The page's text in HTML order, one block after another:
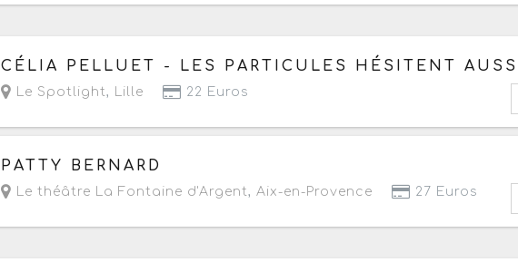
Du vendredi 18 au samedi 19 septembre 2026 à partir de 19h
CÉLIA PELLUET - LES PARTICULES HÉSITENT AUSSI
Le Spotlight, Lille 22 Euros
Du vendredi 18 au samedi 19 septembre 2026
PATTY BERNARD
Le théâtre La Fontaine d'Argent, Aix-en-Provence 27 Euros